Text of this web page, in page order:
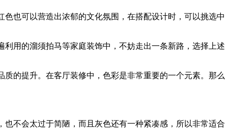
也可以营造出浓郁的文化氛围，在搭配设计时，可以挑选中
用的溜须拍马等家庭装饰中，不妨走出一条新路，选择上述
的提升。在客厅装修中，色彩是非常重要的一个元素。那么
不会太过于简陋，而且灰色还有一种紧凑感，所以非常适合